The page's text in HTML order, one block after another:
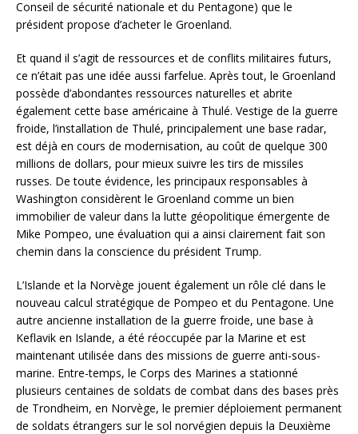
Conseil de sécurité nationale et du Pentagone) que le
président propose d’acheter le Groenland.
Et quand il s’agit de ressources et de conflits militaires futurs,
ce n’était pas une idée aussi farfelue. Après tout, le Groenland
possède d’abondantes ressources naturelles et abrite
également cette base américaine à Thulé. Vestige de la guerre
froide, l’installation de Thulé, principalement une base radar,
est déjà en cours de modernisation, au coût de quelque 300
millions de dollars, pour mieux suivre les tirs de missiles
russes. De toute évidence, les principaux responsables à
Washington considèrent le Groenland comme un bien
immobilier de valeur dans la lutte géopolitique émergente de
Mike Pompeo, une évaluation qui a ainsi clairement fait son
chemin dans la conscience du président Trump.
L’Islande et la Norvège jouent également un rôle clé dans le
nouveau calcul stratégique de Pompeo et du Pentagone. Une
autre ancienne installation de la guerre froide, une base à
Keflavik en Islande, a été réoccupée par la Marine et est
maintenant utilisée dans des missions de guerre anti-sous-
marine. Entre-temps, le Corps des Marines a stationné
plusieurs centaines de soldats de combat dans des bases près
de Trondheim, en Norvège, le premier déploiement permanent
de soldats étrangers sur le sol norvégien depuis la Deuxième